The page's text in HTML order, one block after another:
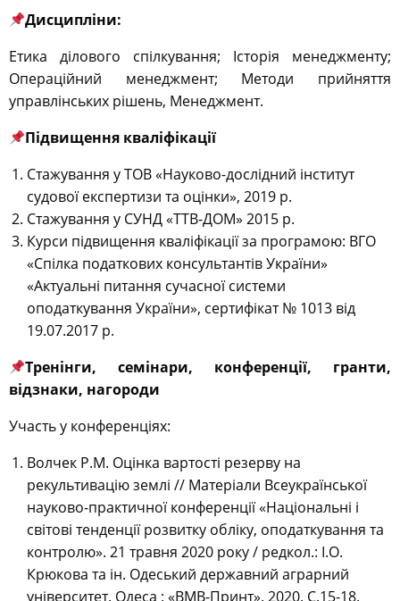
Дисципліни:
Етика ділового спілкування; Історія менеджменту;
Oпераційний менеджмент; Методи прийняття
управлінських рішень, Менеджмент.
Підвищення кваліфікації
Стажування у ТОВ «Науково-дослідний інститут
судової експертизи та оцінки», 2019 р.
Стажування у СУНД «ТТВ-ДОМ» 2015 р.
Курси підвищення кваліфікації за програмою: ВГО
«Спілка податкових консультантів України»
«Актуальні питання сучасної системи
оподаткування України», сертифікат № 1013 від
19.07.2017 р.
Тренінги, семінари, конференції, гранти,
відзнаки, нагороди
Участь у конференціях:
Волчек Р.М. Оцінка вартості резерву на
рекультивацію землі // Матеріали Всеукраїнської
науково-практичної конференції «Національні і
світові тенденції розвитку обліку, оподаткування та
контролю». 21 травня 2020 року / редкол.: І.О.
Крюкова та ін. Одеський державний аграрний
університет. Одеса : «ВМВ-Принт». 2020. С.15-18.